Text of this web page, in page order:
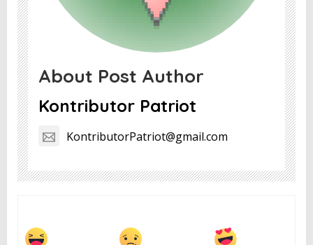
About Post Author
Kontributor Patriot
KontributorPatriot@gmail.com